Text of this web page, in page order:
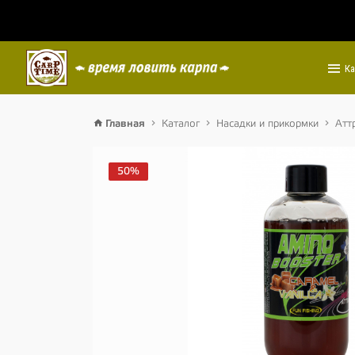
Главная Каталог Насадки и прикормки
50%